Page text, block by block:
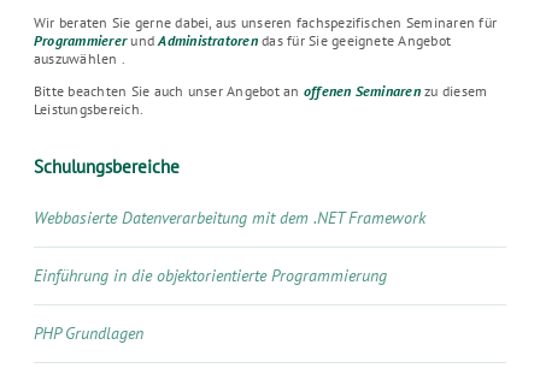
Wir beraten Sie gerne dabei, aus unseren fachspezifischen Seminaren für
ProgrammiererundAdministratorendas für Sie geeignete Angebot
auszuwählen .
Bitte beachten Sie auch unser Angebot an offenen Seminarenzu diesem
Leistungsbereich.
Schulungsbereiche
Webbasierte Datenverarbeitung mit dem .NET Framework
Einführung in die objektorientierte Programmierung
PHP Grundlagen